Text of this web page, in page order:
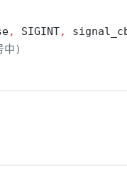
, SIGINT,
中)